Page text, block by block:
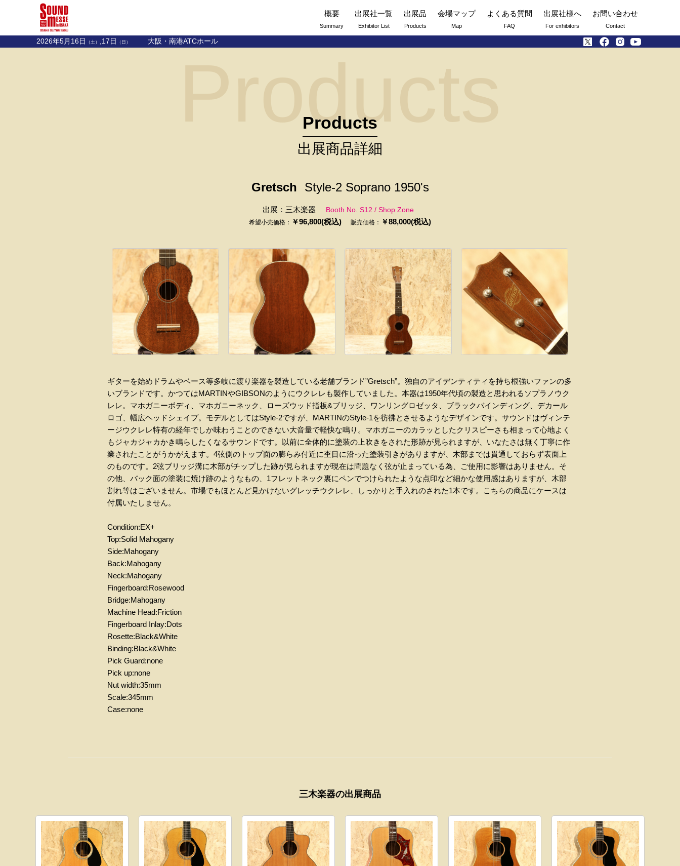
概要
Summary
出展社一覧
Exhibitor List
出展品
Products
会場マップ
Map
よくある質問
FAQ
出展社様へ
For exhibitors
お問い合わせ
Contact
2026年5月16日 （土） ,17日 （日） 大阪・南港ATCホール
Products
Products
出展商品詳細
Gretsch Style-2 Soprano 1950's
出展： 三木楽器 Booth No. S12 / Shop Zone
希望小売価格： ￥96,800(税込) 販売価格： ￥88,000(税込)
ギターを始めドラムやベース等多岐に渡り楽器を製造している老舗ブランド”Gretsch”。独自のアイデンティティを持ち根強いファンの多
いブランドです。かつてはMARTINやGIBSONのようにウクレレも製作していました。本器は1950年代頃の製造と思われるソプラノウク
レレ。マホガニーボディ、マホガニーネック、ローズウッド指板&ブリッジ、ワンリングロゼッタ、ブラックバインディング、デカール
ロゴ、幅広ヘッドシェイプ。モデルとしてはStyle-2ですが、MARTINのStyle-1を彷彿とさせるようなデザインです。サウンドはヴィンテ
ージウクレレ特有の経年でしか味わうことのできない大音量で軽快な鳴り。マホガニーのカラッとしたクリスピーさも相まって心地よく
もジャカジャカかき鳴らしたくなるサウンドです。以前に全体的に塗装の上吹きをされた形跡が見られますが、いなたさは無く丁寧に作
業されたことがうかがえます。4弦側のトップ面の膨らみ付近に杢目に沿った塗装引きがありますが、木部までは貫通しておらず表面上
のものです。2弦ブリッジ溝に木部がチップした跡が見られますが現在は問題なく弦が止まっている為、ご使用に影響はありません。そ
の他、バック面の塗装に焼け跡のようなもの、1フレットネック裏にペンでつけられたような点印など細かな使用感はありますが、木部
割れ等はございません。市場でもほとんど見かけないグレッチウクレレ、しっかりと手入れのされた1本です。こちらの商品にケースは
付属いたしません。
Condition:EX+
Top:Solid Mahogany
Side:Mahogany
Back:Mahogany
Neck:Mahogany
Fingerboard:Rosewood
Bridge:Mahogany
Machine Head:Friction
Fingerboard Inlay:Dots
Rosette:Black&White
Binding:Black&White
Pick Guard:none
Pick up:none
Nut width:35mm
Scale:345mm
Case:none
三木楽器の出展商品